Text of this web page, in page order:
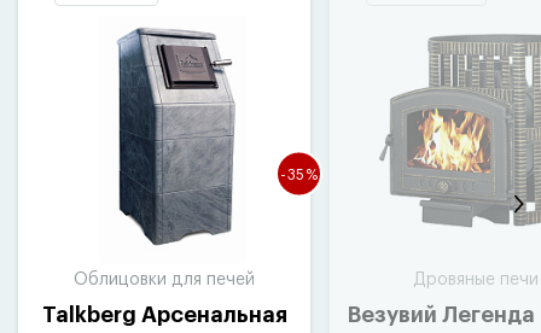
-35%
Облицовки для печей
Talkberg Арсенальная
Дровяные печи
Везувий Легенда